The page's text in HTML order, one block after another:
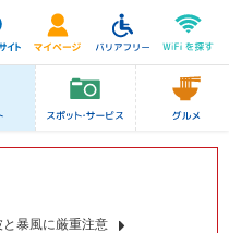
暴風に厳重注意